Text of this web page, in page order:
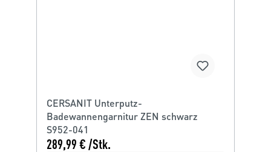
CERSANIT Unterputz-
Badewannengarnitur ZEN schwarz
S952-041
289,99 € /Stk.